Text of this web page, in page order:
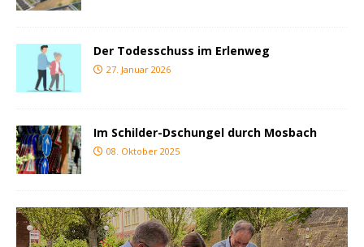
Der Todesschuss im Erlenweg
27. Januar 2026
Im Schilder-Dschungel durch Mosbach
08. Oktober 2025